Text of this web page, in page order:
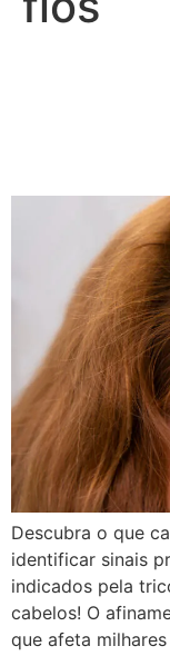
Descubra o que
identificar sinais
indicados pela
cabelos! O
que afeta